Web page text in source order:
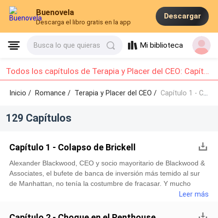
Buenovela
Descarga el libro gratis en la app
Descargar
Busca lo que quieras Mi biblioteca
Todos los capítulos de Terapia y Placer del CEO: Capítulo 1 - Capítulo 10
Inicio / Romance/ Terapia y Placer del CEO / Capítulo 1 - Capítulo 10
129 Capítulos
Capítulo 1 - Colapso de Brickell
Alexander Blackwood, CEO y socio mayoritario de Blackwood &
Associates, el bufete de banca de inversión más temido al sur
de Manhattan, no tenía la costumbre de fracasar. Y mucho
Avenue, en Miami, estaba programado a una temperatura casi
Leer más